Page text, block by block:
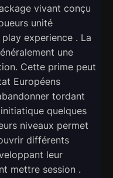
vivant conçu
unité
experience . La
une
Cette prime peut
Européens
tordant
quelques
niveaux permet
différents
leur
mettre session .